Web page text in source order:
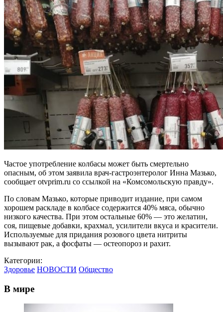
Частое употребление колбасы может быть смертельно
опасным, об этом заявила врач-гастроэнтеролог Инна Мазько,
сообщает otvprim.ru со ссылкой на «Комсомольскую правду».
По словам Мазько, которые приводит издание, при самом
хорошем раскладе в колбасе содержится 40% мяса, обычно
низкого качества. При этом остальные 60% — это желатин,
соя, пищевые добавки, крахмал, усилители вкуса и красители.
Используемые для придания розового цвета нитриты
вызывают рак, а фосфаты — остеопороз и рахит.
Категории:
Здоровье НОВОСТИ Общество
В мире